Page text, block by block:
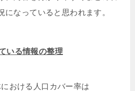
になっていると思われます。
いる情報の整理
おける人口カバー率は